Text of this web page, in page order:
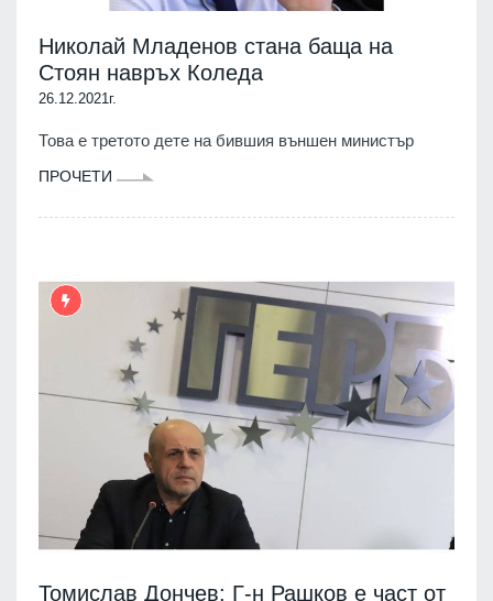
Николай Младенов стана баща на
Стоян навръх Коледа
26.12.2021г.
Това е третото дете на бившия външен министър
ПРОЧЕТИ
Томислав Дончев: Г-н Рашков е част от